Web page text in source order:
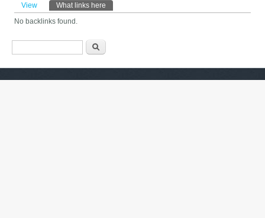
Primary tabs
View What links here
No backlinks found.